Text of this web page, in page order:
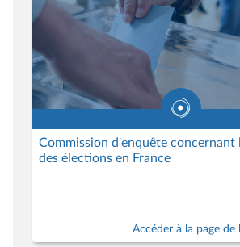
Commission d'enquête concernant
des élections en France
Accéder à la page de